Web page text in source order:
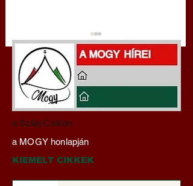
Darai Lajos:
Naplóbölcsességeim
(2022)
a Szilaj Csikón
a MOGY honlapján
KIEMELT CIKKEK